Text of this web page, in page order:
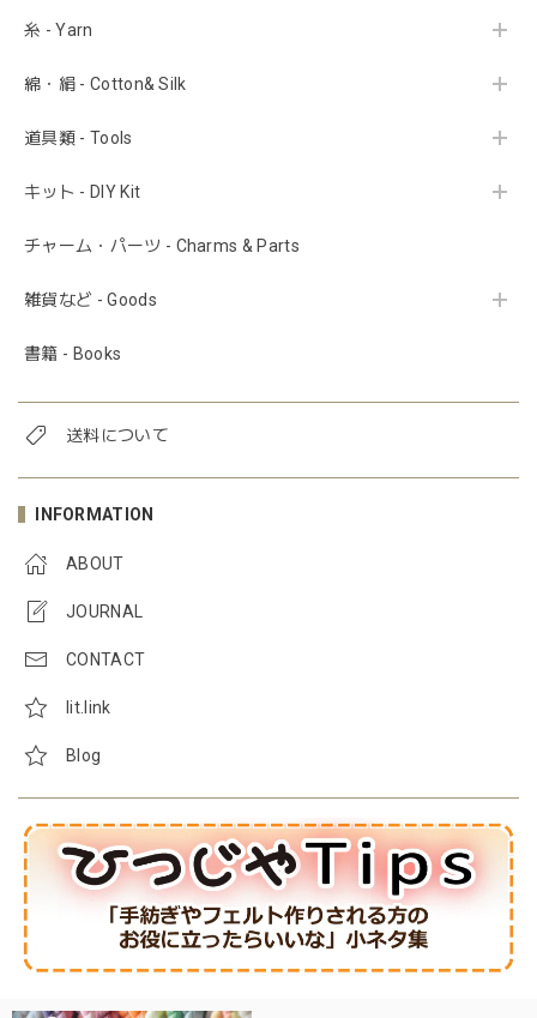
糸 - Yarn
綿・絹 - Cotton& Silk
道具類 - Tools
キット - DIY Kit
チャーム・パーツ - Charms & Parts
雑貨など - Goods
書籍 - Books
送料について
INFORMATION
ABOUT
JOURNAL
CONTACT
lit.link
Blog